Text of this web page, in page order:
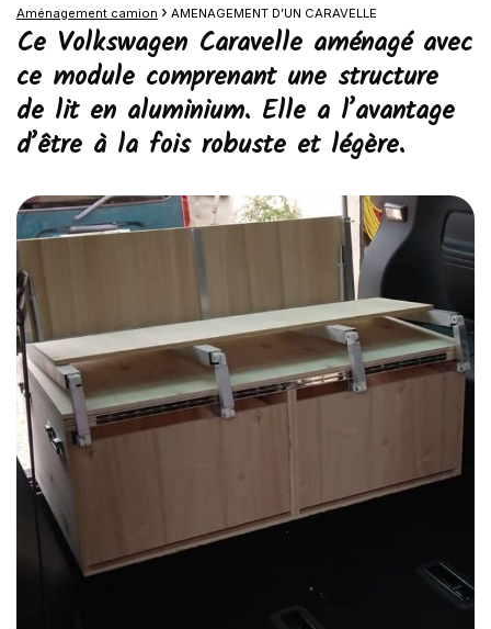
Aménagement camion › AMENAGEMENT D’UN CARAVELLE
Ce Volkswagen Caravelle aménagé avec
ce module comprenant une structure
de lit en aluminium. Elle a l’avantage
d’être à la fois robuste et légère.